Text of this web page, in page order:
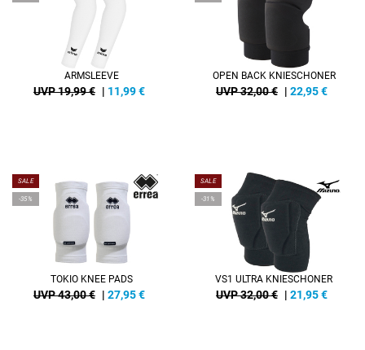
ARMSLEEVE
UVP 19,99 € | 11,99€
OPEN BACK KNIESCHONER
UVP 32,00 € | 22,95€
SALE
-35%
TOKIO KNEE PADS
UVP 43,00 € | 27,95€
SALE
-31%
VS1 ULTRA KNIESCHONER
UVP 32,00 € | 21,95€